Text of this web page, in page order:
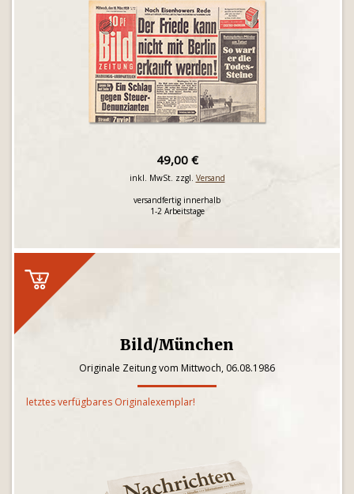
49,00 €
inkl. MwSt. zzgl. Versand
versandfertig innerhalb
1-2 Arbeitstage
Bild/München
Originale Zeitung vom Mittwoch, 06.08.1986
letztes verfügbares Originalexemplar!